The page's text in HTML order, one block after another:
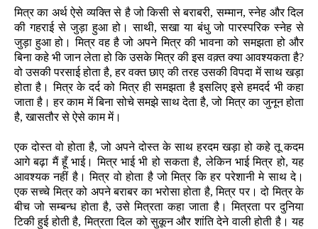
मित्र का अर्थ ऐसे व्यक्ति से है जो किसी से बराबरी, सम्मान, स्नेह और दिल
की गहराई से जुड़ा हुआ हो। साथी, सखा या बंधु जो पारस्परिक स्नेह से
जुड़ा हुआ हो। मित्र वह है जो अपने मित्र की भावना को समझता हो और
बिना कहे भी जान लेता हो कि उसके मित्र की इस वक़्त क्या आवश्यकता है?
वो उसकी परसाई होता है, हर वक्त छाए की तरह उसकी विपदा में साथ खड़ा
होता है। मित्र के दर्द को मित्र ही समझता है इसलिए इसे हमदर्द भी कहा
जाता है। हर काम में बिना सोचे समझे साथ देता है, जो मित्र का जुनून होता
है, खासतौर से ऐसे काम में।
एक दोस्त वो होता है, जो अपने दोस्त के साथ हरदम खड़ा हो कहे तू कदम
आगे बढ़ा मैं हूँ भाई। मित्र भाई भी हो सकता है, लेकिन भाई मित्र हो, यह
आवश्यक नहीं है। मित्र वो होता है जो मित्र कि हर परेशानी मे साथ दे।
एक सच्चे मित्र को अपने बराबर का भरोसा होता है, मित्र पर। दो मित्र के
बीच जो सम्बन्ध होता है, उसे मित्रता कहा जाता है। मित्रता पर दुनिया
टिकी हुई होती है, मित्रता दिल को सुकून और शांति देने वाली होती है। यह